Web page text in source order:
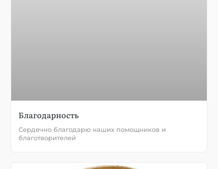
Благодарность
Сердечно благодарю наших помощников и
благотворителей